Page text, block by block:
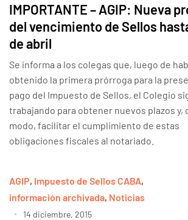
IMPORTANTE – AGIP: Nueva
del vencimiento de Sellos
de abril
Se informa a los colegas que, luego de
obtenido la primera prórroga para la
pago del Impuesto de Sellos, el Colegio
trabajando para obtener nuevos plazos y,
modo, facilitar el cumplimiento de estas
obligaciones fiscales al notariado.
AGIP, Impuesto de Sellos CABA,
información archivada, Noticias
14 diciembre, 2015